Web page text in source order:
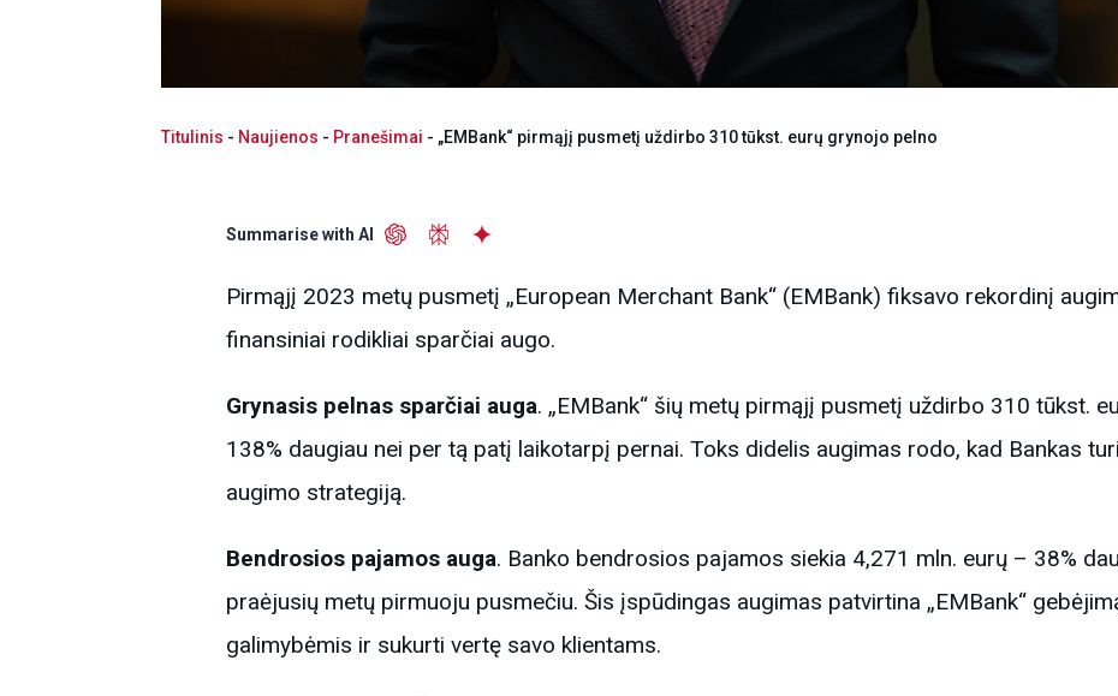
Titulinis - Naujienos - Pranešimai - „EMBank“ pirmąjį pusmetį uždirbo 310 tūkst. eurų grynojo pelno
Summarise with AI
Pirmąjį 2023 metų pusmetį „European Merchant Bank“ (EMBank) fiksavo rekordinį
finansiniai rodikliai sparčiai augo.
Grynasis pelnas sparčiai auga. „EMBank“ šių metų pirmąjį pusmetį uždirbo 310 tūkst.
138% daugiau nei per tą patį laikotarpį pernai. Toks didelis augimas rodo, kad Bankas
augimo strategiją.
Bendrosios pajamos auga. Banko bendrosios pajamos siekia 4,271 mln. eurų – 38%
praėjusių metų pirmuoju pusmečiu. Šis įspūdingas augimas patvirtina „EMBank“
galimybėmis ir sukurti vertę savo klientams.